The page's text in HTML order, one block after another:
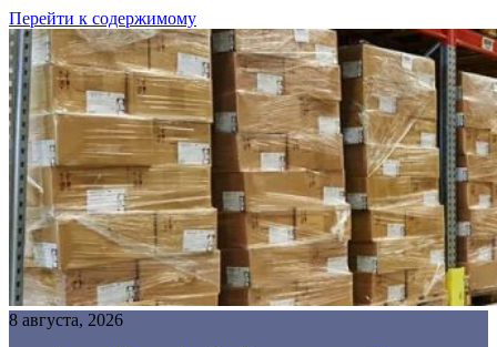
Перейти к содержимому
8 августа, 2026